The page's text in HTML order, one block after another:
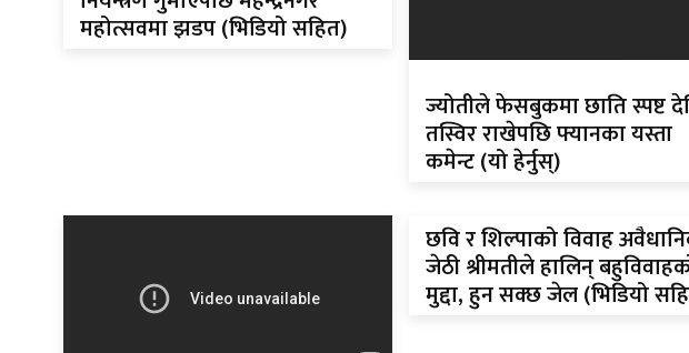
महोत्सवमा झडप (भिडियो सहित)
ज्योतीले फेसबुकमा छाति स्पष्ट
तस्विर राखेपछि फ्यानका यस्ता
कमेन्ट (यो हेर्नुस्)
छवि र शिल्पाको विवाह
जेठी श्रीमतीले हालिन्
मुद्दा, हुन सक्छ जेल (भिडियो